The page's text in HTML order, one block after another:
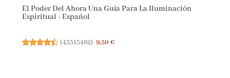
El Poder Del Ahora Una Guía Para La Iluminación
Espiritual - Español
(45515462) 9,50 €